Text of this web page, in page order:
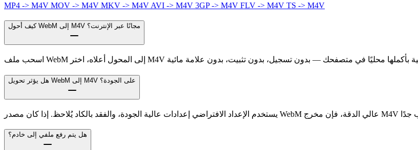
MP4 -> M4V MOV -> M4V MKV -> M4V AVI -> M4V 3GP -> M4V FLV -> M4V TS -> M4V
كيف أحول WebM إلى M4V مجانًا عبر الإنترنت؟
هل يؤثر تحويل WebM إلى M4V على الجودة؟
هل يتم رفع ملفي إلى خادم؟